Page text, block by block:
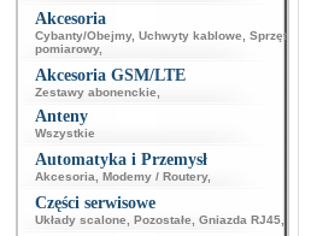
Akcesoria
Cybanty/Obejmy, Uchwyty kablowe
Sprzęt
pomiarowy,
Akcesoria GSM/LTE
Zestawy abonenckie
Anteny
Wszystkie
Automatyka i Przemysł
Akcesoria Modemy / Routery,
Części serwisowe
Układy scalone Pozostałe Gniazda RJ45